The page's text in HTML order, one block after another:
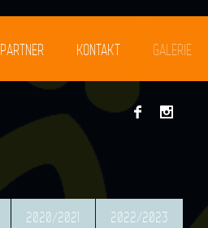
PARTNER KONTAKT GALERIE
2020/2021
2022/2023